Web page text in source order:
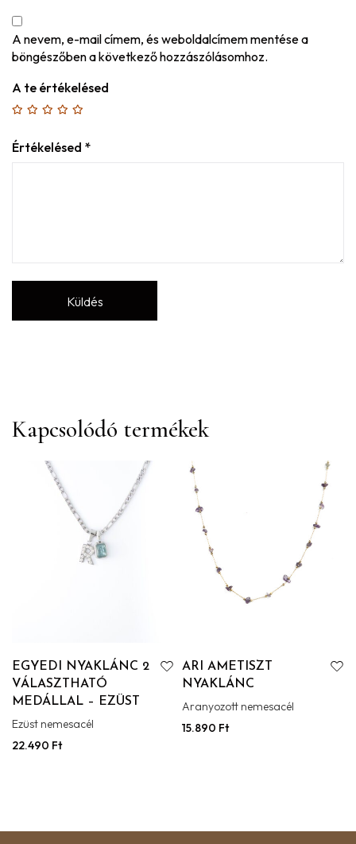
A nevem, e-mail címem, és weboldalcímem mentése a
böngészőben a következő hozzászólásomhoz.
A te értékelésed
Értékelésed *
Kapcsolódó termékek
EGYEDI NYAKLÁNC 2
VÁLASZTHATÓ
MEDÁLLAL – EZÜST
Ezüst nemesacél
22.490 Ft
ARI AMETISZT
NYAKLÁNC
Aranyozott nemesacél
15.890 Ft